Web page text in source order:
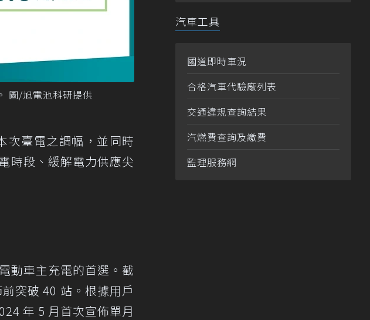
圖/旭電池科研提供
次臺電之調幅，並同時
時段、緩解電力供應尖
動車主充電的首選。截
突破 40 站。根據用戶
年 5 月首次宣佈單月
汽車工具
國道即時車況
合格汽車代驗廠列表
交通違規查詢結果
汽燃費查詢及繳費
監理服務網